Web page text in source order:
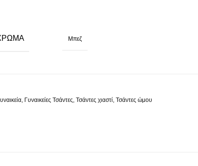
Μπεζ
, Γυναικείες Τσάντες, Τσάντες χιαστί, Τσάντες ώμου